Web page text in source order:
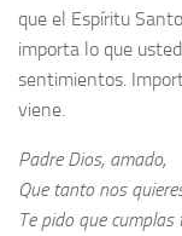
que el Espíritu
importa lo que
sentimientos.
viene.
Padre Dios, amado,
Que tanto nos
Te pido que cumplas